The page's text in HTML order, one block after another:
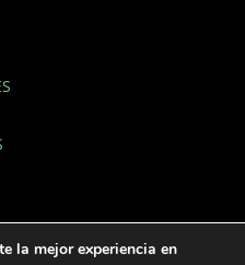
Reserved. |
la mejor experiencia en